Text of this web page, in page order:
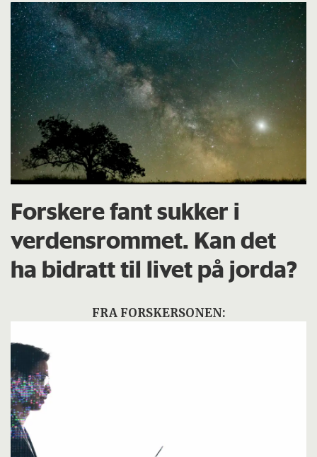
Forskere fant sukker i
verdensrommet. Kan det
ha bidratt til livet på jorda?
FRA FORSKERSONEN: